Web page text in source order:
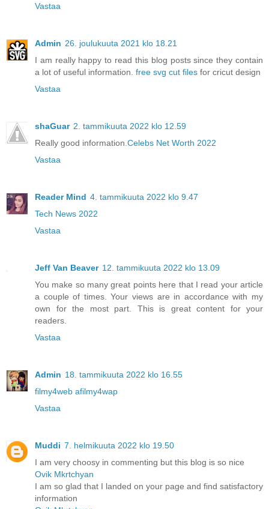
Vastaa
Admin 26. joulukuuta 2021 klo 18.21
I am really happy to read this blog posts since they contain
a lot of useful information. free svg cut files for cricut design
Vastaa
shaGuar 2. tammikuuta 2022 klo 12.59
Really good information. Celebs Net Worth 2022
Vastaa
Reader Mind 4. tammikuuta 2022 klo 9.47
Tech News 2022
Vastaa
Jeff Van Beaver 12. tammikuuta 2022 klo 13.09
You make so many great points here that I read your article
a couple of times. Your views are in accordance with my
own for the most part. This is great content for your
readers.
Vastaa
Admin 18. tammikuuta 2022 klo 16.55
filmy4web afilmy4wap
Vastaa
Muddi 7. helmikuuta 2022 klo 19.50
I am very choosy in commenting but this blog is so nice
Ovik Mkrtchyan
I am so glad that I landed on your page and find satisfactory
information